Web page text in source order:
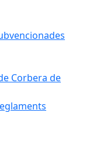
Corbera de